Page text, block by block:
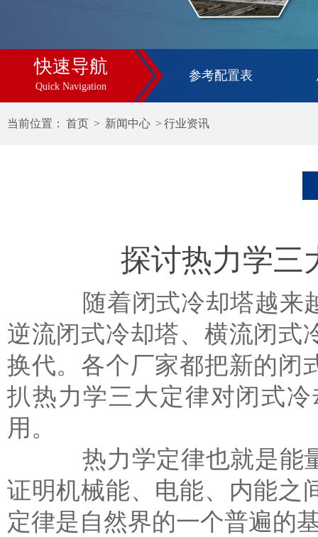
快速导航
Quick Navigation
参考配置表
当前位置： 首页 > 新闻中心 > 行业资讯
探讨热力学三
随着闭式冷却塔越来越
逆流闭式冷却塔、横流闭式
换代。各个厂家都把新的闭
扒热力学三大定律对闭式
用。
热力学定律也就是能量
证明机械能、电能、内能之
定律是自然界的一个普遍的